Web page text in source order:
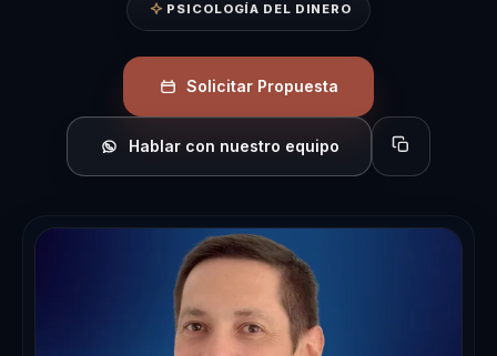
PSICOLOGÍA DEL DINERO
Solicitar Propuesta
Hablar con nuestro equipo Copiar perfil